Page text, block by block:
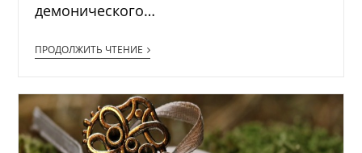
демонического…
ПРОДОЛЖИТЬ ЧТЕНИЕ